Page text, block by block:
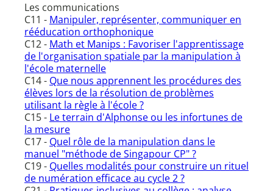
Les communications
C11 - Manipuler, représenter, communiquer en
rééducation orthophonique
C12 - Math et Manips : Favoriser l'apprentissage
de l'organisation spatiale par la manipulation à
l'école maternelle
C14 - Que nous apprennent les procédures des
élèves lors de la résolution de problèmes
utilisant la règle à l'école ?
C15 - Le terrain d'Alphonse ou les infortunes de
la mesure
C17 - Quel rôle de la manipulation dans le
manuel "méthode de Singapour CP" ?
C19 - Quelles modalités pour construire un rituel
de numération efficace au cycle 2 ?